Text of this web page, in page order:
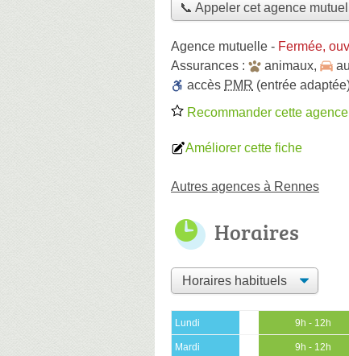
📞 Appeler cet agence
Agence mutuelle - Fermée,
Assurances :
animaux,
accès PMR (entrée
Recommander cette agence
Améliorer cette fiche
Autres agences à Rennes
Horaires
Lundi 9h - 12h
Mardi 9h - 12h